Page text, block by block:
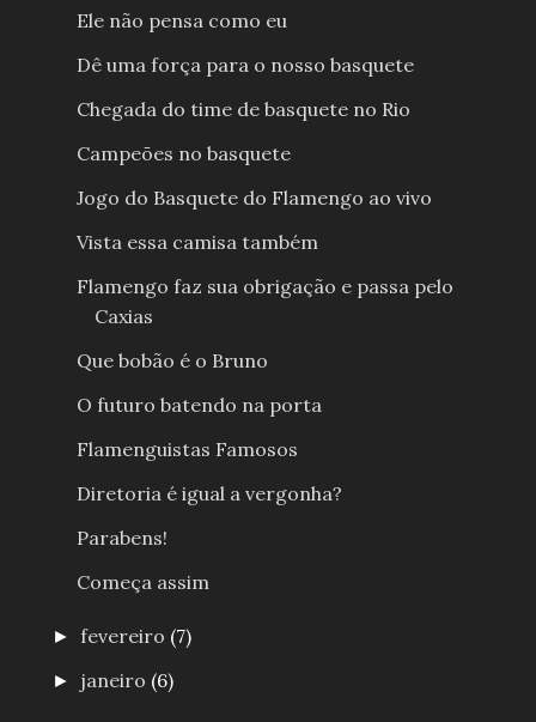
Ele não pensa como eu
Dê uma força para o nosso basquete
Chegada do time de basquete no Rio
Campeões no basquete
Jogo do Basquete do Flamengo ao vivo
Vista essa camisa também
Flamengo faz sua obrigação e passa pelo
Caxias
Que bobão é o Bruno
O futuro batendo na porta
Flamenguistas Famosos
Diretoria é igual a vergonha?
Parabens!
Começa assim
►fevereiro (7)
► janeiro (6)